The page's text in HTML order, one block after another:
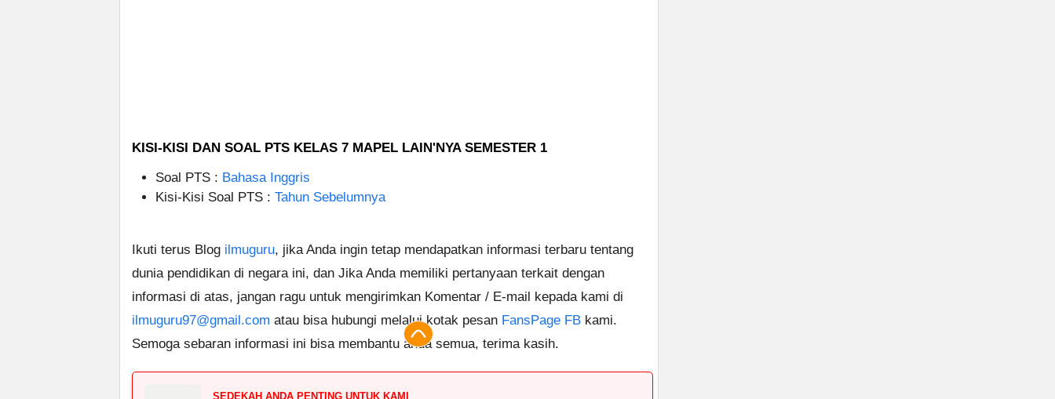
KISI-KISI DAN SOAL PTS KELAS 7 MAPEL LAIN'NYA SEMESTER 1
Soal PTS : Bahasa Inggris
Kisi-Kisi Soal PTS : Tahun Sebelumnya
Ikuti terus Blog ilmuguru, jika Anda ingin tetap mendapatkan informasi terbaru tentang
dunia pendidikan di negara ini, dan Jika Anda memiliki pertanyaan terkait dengan
informasi di atas, jangan ragu untuk mengirimkan Komentar / E-mail kepada kami di
ilmuguru97@gmail.com atau bisa hubungi melalui kotak pesan FansPage FB kami.
Semoga sebaran informasi ini bisa membantu anda semua, terima kasih.
SEDEKAH ANDA PENTING UNTUK KAMI